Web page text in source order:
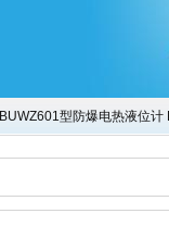
BUWZ601型防爆电热液位